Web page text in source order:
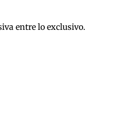
entre lo exclusivo.